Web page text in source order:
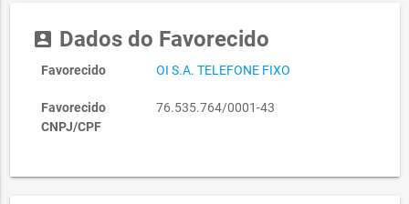
account_box Dados do Favorecido
Favorecido OI S.A. TELEFONE FIXO
Favorecido
CNPJ/CPF
76.535.764/0001-43